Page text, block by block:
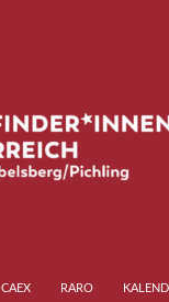
CAEX RARO